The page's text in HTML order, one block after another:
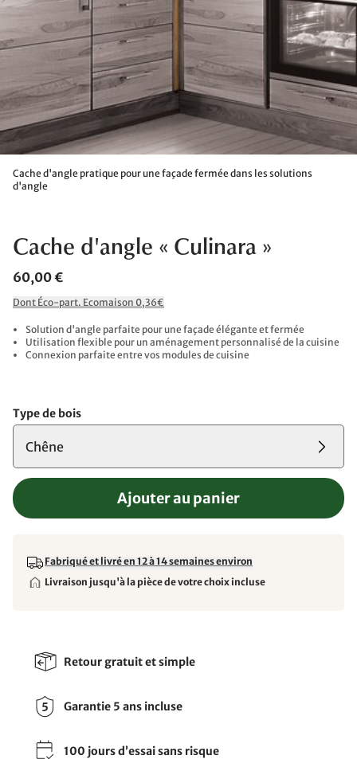
Cache d'angle pratique pour une façade fermée dans les solutions
d'angle
Cache d'angle « Culinara »
60,00 €
Dont Éco-part. Ecomaison 0,36€
Solution d'angle parfaite pour une façade élégante et fermée
Utilisation flexible pour un aménagement personnalisé de la cuisine
Connexion parfaite entre vos modules de cuisine
Type de bois
Chêne
Ajouter au panier
Fabriqué et livré en 12 à 14 semaines environ
Livraison jusqu'à la pièce de votre choix incluse
Retour gratuit et simple
Garantie 5 ans incluse
100 jours d’essai sans risque